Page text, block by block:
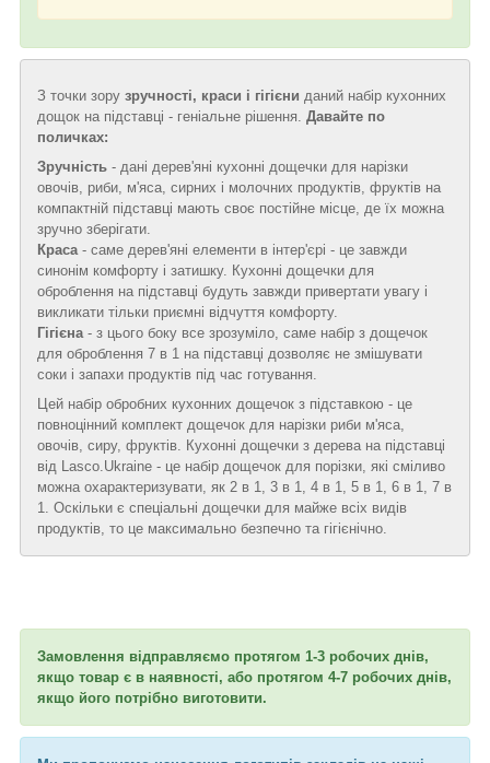
З точки зору зручності, краси і гігієни даний набір кухонних
дощок на підставці - геніальне рішення. Давайте по
поличках:
Зручність - дані дерев'яні кухонні дощечки для нарізки
овочів, риби, м'яса, сирних і молочних продуктів, фруктів на
компактній підставці мають своє постійне місце, де їх можна
зручно зберігати.
Краса- саме дерев'яні елементи в інтер'єрі - це завжди
синонім комфорту і затишку. Кухонні дощечки для
оброблення на підставці будуть завжди привертати увагу і
викликати тільки приємні відчуття комфорту.
Гігієна- з цього боку все зрозуміло, саме набір з дощечок
для оброблення 7 в 1 на підставці дозволяє не змішувати
соки і запахи продуктів під час готування.
Цей набір обробних кухонних дощечок з підставкою - це
повноцінний комплект дощечок для нарізки риби м'яса,
овочів, сиру, фруктів. Кухонні дощечки з дерева на підставці
від Lasco.Ukraine - це набір дощечок для порізки, які сміливо
можна охарактеризувати, як 2 в 1, 3 в 1, 4 в 1, 5 в 1, 6 в 1, 7 в
1. Оскільки є спеціальні дощечки для майже всіх видів
продуктів, то це максимально безпечно та гігієнічно.
Замовлення відправляємо протягом 1-3 робочих днів,
якщо товар є в наявності, або протягом 4-7 робочих днів,
якщо його потрібно виготовити.